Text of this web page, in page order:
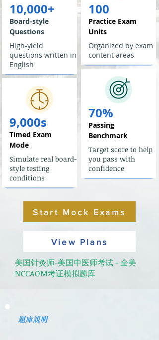
10,000+
Board-style
Questions
High-yield
questions written in
English
9,000s
Timed Exam
Mode
Simulate real board-
style testing
conditions
100
Practice Exam
Units
Organized by exam
content areas
70%
Passing
Benchmark
Target score to help
you pass with
confidence
Start Mock Exams
View Plans
美国针灸师-美国中医师考试 - 全美
NCCAOM考证模拟题库
​题库说明